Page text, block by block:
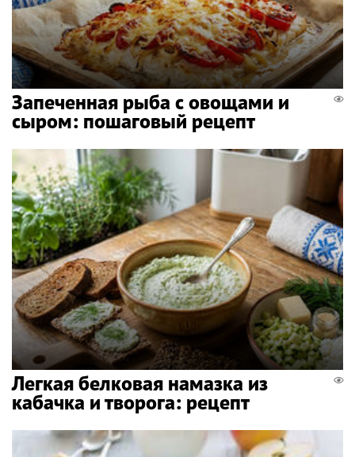
Запеченная рыба с овощами и
сыром: пошаговый рецепт
Легкая белковая намазка из
кабачка и творога: рецепт